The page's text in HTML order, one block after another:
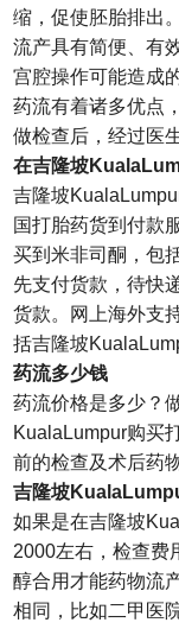
缩，促使胚胎排出
流产具有简便、有
宫腔操作可能造成
药流有着诸多优点
做检查后，经过医
在吉隆坡
吉隆坡
国打胎药货到付款
买到米非司酮，包
先支付货款，待快
货款。网上海外支
括吉隆坡
药流多少钱
药流价格是多少？
KualaLumpur购买
前的检查及术后药
吉隆坡
如果是在吉隆坡
2000左右，检查费
醇合用才能药物流
相同，比如二甲医